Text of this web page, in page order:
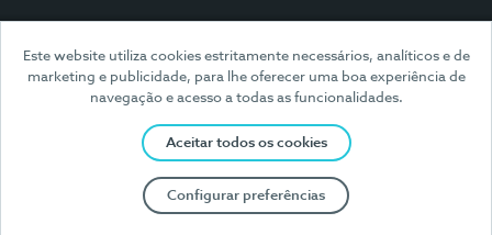
Este website utiliza cookies estritamente necessários, analíticos e de
marketing e publicidade, para lhe oferecer uma boa experiência de
navegação e acesso a todas as funcionalidades.
Aceitar todos os cookies
Configurar preferências